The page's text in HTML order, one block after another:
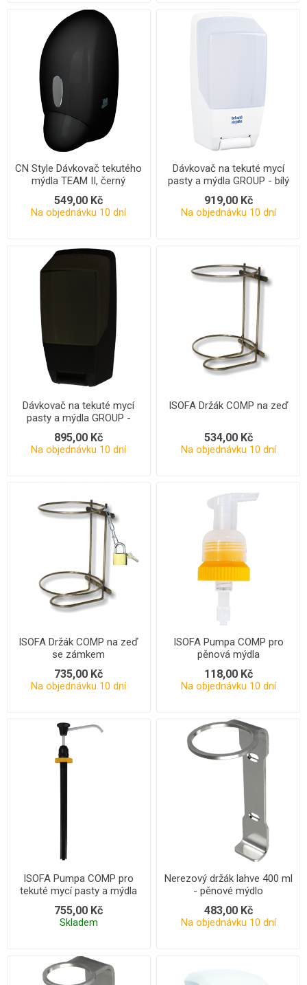
CN Style Dávkovač tekutého
mýdla TEAM II, černý
549,00 Kč
Na objednávku 10 dní
Dávkovač na tekuté mycí
pasty a mýdla GROUP - bílý
919,00 Kč
Na objednávku 10 dní
Dávkovač na tekuté mycí
pasty a mýdla GROUP -
černý
895,00 Kč
Na objednávku 10 dní
ISOFA Držák COMP na zeď
534,00 Kč
Na objednávku 10 dní
ISOFA Držák COMP na zeď
se zámkem
735,00 Kč
Na objednávku 10 dní
ISOFA Pumpa COMP pro
pěnová mýdla
118,00 Kč
Na objednávku 10 dní
ISOFA Pumpa COMP pro
tekuté mycí pasty a mýdla
755,00 Kč
Skladem
Nerezový držák lahve 400 ml
- pěnové mýdlo
483,00 Kč
Na objednávku 10 dní